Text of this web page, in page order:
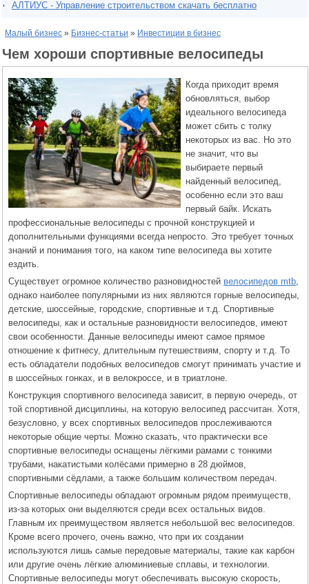
АЛТИУС - Управление строительством скачать бесплатно
Малый бизнес » Бизнес-статьи » Инвестиции в бизнес
Чем хороши спортивные велосипеды
Когда приходит время
обновляться, выбор
идеального велосипеда
может сбить с толку
некоторых из вас. Но это
не значит, что вы
выбираете первый
найденный велосипед,
особенно если это ваш
первый байк. Искать
профессиональные велосипеды с прочной конструкцией и
дополнительными функциями всегда непросто. Это требует точных
знаний и понимания того, на каком типе велосипеда вы хотите
ездить.
Существует огромное количество разновидностей велосипедов mtb
однако наиболее популярными из них являются горные велосипеды,
детские, шоссейные, городские, спортивные и т.д. Спортивные
велосипеды, как и остальные разновидности велосипедов, имеют
свои особенности. Данные велосипеды имеют самое прямое
отношение к фитнесу, длительным путешествиям, спорту и т.д. То
есть обладатели подобных велосипедов смогут принимать участие и
в шоссейных гонках, и в велокроссе, и в триатлоне.
Конструкция спортивного велосипеда зависит, в первую очередь, от
той спортивной дисциплины, на которую велосипед рассчитан. Хотя,
безусловно, у всех спортивных велосипедов прослеживаются
некоторые общие черты. Можно сказать, что практически все
спортивные велосипеды оснащены лёгкими рамами с тонкими
трубами, накатистыми колёсами примерно в 28 дюймов,
спортивными сёдлами, а также большим количеством передач.
Спортивные велосипеды обладают огромным рядом преимуществ,
из-за которых они выделяются среди всех остальных видов.
Главным их преимуществом является небольшой вес велосипедов.
Кроме всего прочего, очень важно, что при их создании
используются лишь самые передовые материалы, такие как карбон
или другие очень лёгкие алюминиевые сплавы, и технологии.
Спортивные велосипеды могут обеспечивать высокую скорость,